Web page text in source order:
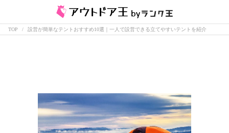
TOP 設営が簡単なテントおすすめ10選｜一人で設営できる立てやすいテントを紹介